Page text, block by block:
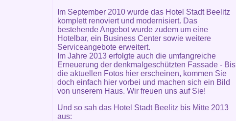
Im September 2010 wurde das Hotel Stadt Beelitz
komplett renoviert und modernisiert. Das
bestehende Angebot wurde zudem um eine
Hotelbar, ein Business Center sowie weitere
Serviceangebote erweitert.
Im Jahre 2013 erfolgte auch die umfangreiche
Erneuerung der denkmalgeschützten Fassade - Bis
die aktuellen Fotos hier erscheinen, kommen Sie
doch einfach hier vorbei und machen sich ein Bild
von unserem Haus. Wir freuen uns auf Sie!
Und so sah das Hotel Stadt Beelitz bis Mitte 2013
aus: